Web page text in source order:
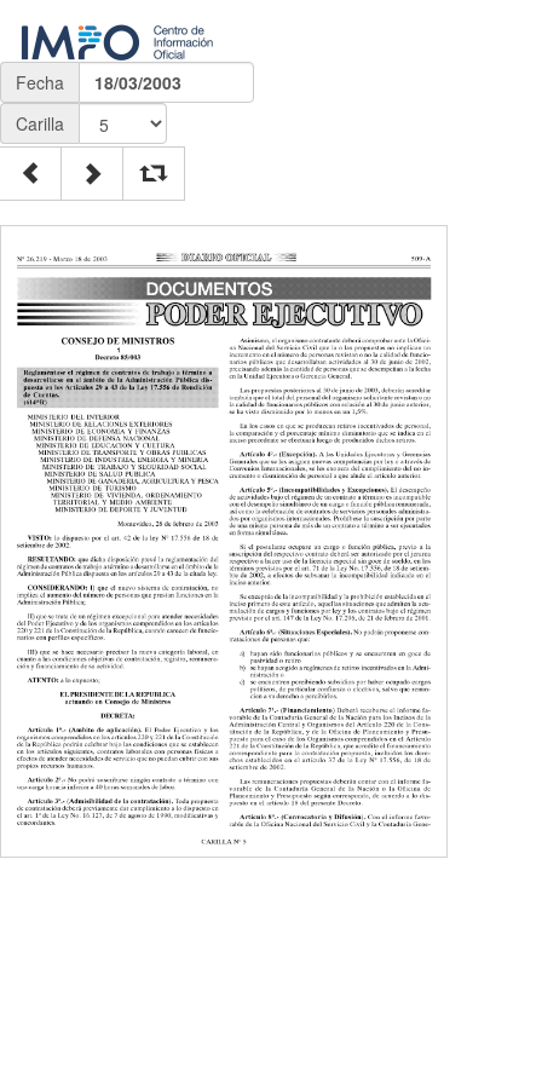
Fecha
18/03/2003
Carilla